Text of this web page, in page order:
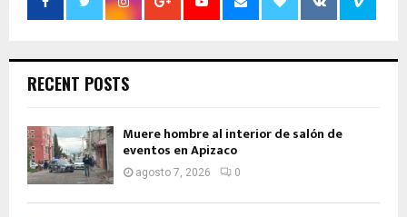
RECENT POSTS
Muere hombre al interior de salón de
eventos en Apizaco
agosto 7, 2026 0